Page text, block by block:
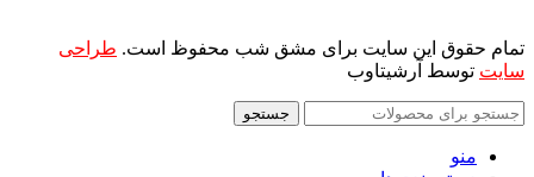
تمام حقوق این سایت برای مشق شب محفوظ است. طراحی
سایت توسط آرشیتاوب
جستجو
منو